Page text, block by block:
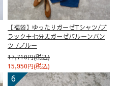
【福袋】ゆったりガーゼTシャツ/ブ
ラック＋七分丈ガーゼバルーンパン
ツ /ブルー
17,710円(税込)
15,950円(税込)